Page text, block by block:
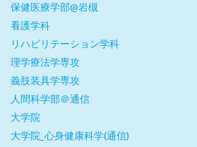
保健医療学部@岩槻
看護学科
リハビリテーション学科
理学療法学専攻
義肢装具学専攻
人間科学部＠通信
大学院
大学院_心身健康科学(通信)